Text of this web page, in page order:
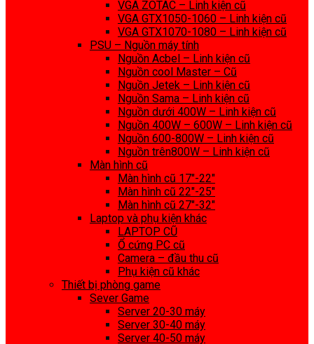
VGA ZOTAC – Linh kiện cũ
VGA GTX1050-1060 – Linh kiện cũ
VGA GTX1070-1080 – Linh kiện cũ
PSU – Nguồn máy tính
Nguồn Acbel – Linh kiện cũ
Nguồn cool Master – Cũ
Nguồn Jetek – Linh kiện cũ
Nguồn Sama – Linh kiện cũ
Nguồn dưới 400W – Linh kiện cũ
Nguồn 400W – 600W – Linh kiện cũ
Nguồn 600-800W – Linh kiện cũ
Nguồn trên800W – Linh kiện cũ
Màn hình cũ
Màn hình cũ 17″-22″
Màn hình cũ 22″-25″
Màn hình cũ 27″-32″
Laptop và phụ kiện khác
LAPTOP CŨ
Ổ cứng PC cũ
Camera – đầu thu cũ
Phụ kiện cũ khác
Thiết bị phòng game
Sever Game
Server 20-30 máy
Server 30-40 máy
Server 40-50 máy